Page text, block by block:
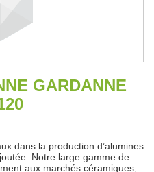
GARDANNE
dans la production d’alumines
Notre large gamme de
aux marchés céramiques,